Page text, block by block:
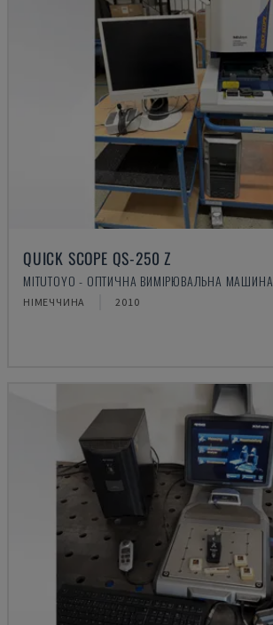
QUICK SCOPE QS-250 Z
MITUTOYO - ОПТИЧНА ВИМІРЮВАЛЬНА МАШИНА
НІМЕЧЧИНА 2010